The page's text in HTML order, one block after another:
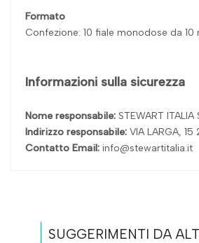
Formato
Confezione: 10 fiale monodose da 10
Informazioni sulla sicurezza
Nome responsabile: STEWART ITALIA
Indirizzo responsabile: VIA LARGA, 15
Contatto Email: info@stewartitalia.it
SUGGERIMENTI DA